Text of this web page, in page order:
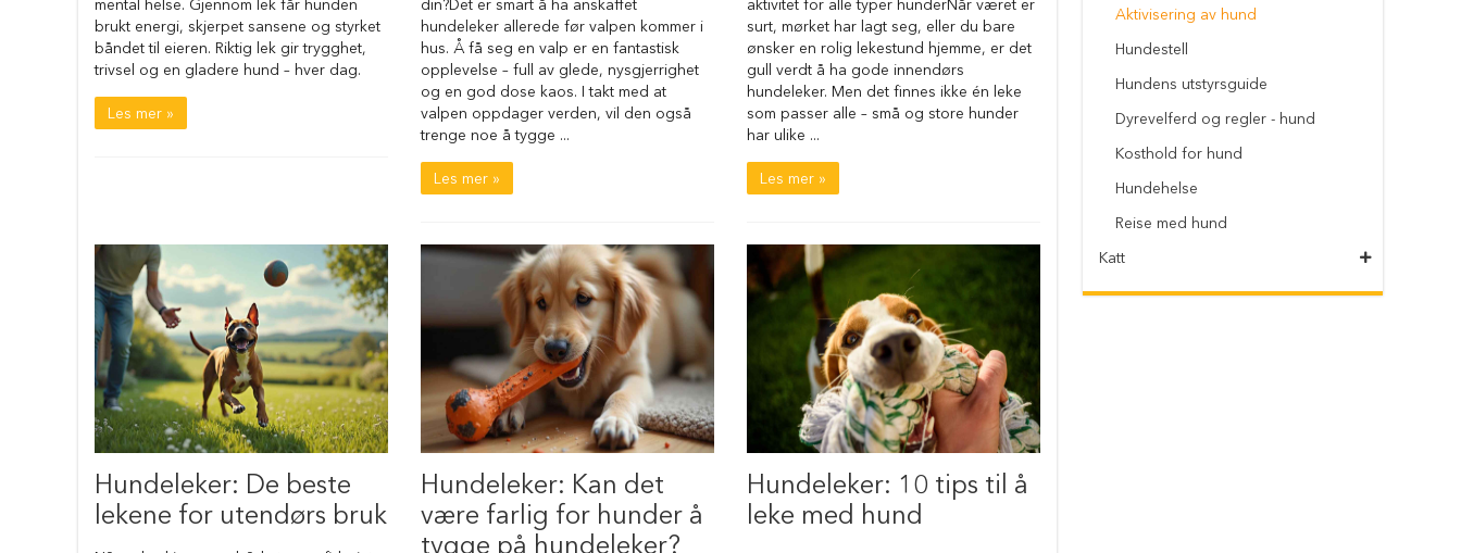
hundebur
Madrass
hundebur
Bilutstyr
Anbefalt
reisetilbehør
Sikkerhet
mental helse. Gjennom lek får hunden
brukt energi, skjerpet sansene og styrket
båndet til eieren. Riktig lek gir trygghet,
trivsel og en gladere hund – hver dag.
Les mer »
din?Det er smart å ha anskaffet
hundeleker allerede før valpen kommer i
hus. Å få seg en valp er en fantastisk
opplevelse – full av glede, nysgjerrighet
og en god dose kaos. I takt med at
valpen oppdager verden, vil den også
trenge noe å tygge ...
Les mer »
aktivitet for alle typer hunderNår været er
surt, mørket har lagt seg, eller du bare
ønsker en rolig lekestund hjemme, er det
gull verdt å ha gode innendørs
hundeleker. Men det finnes ikke én leke
som passer alle – små og store hunder
har ulike ...
Les mer »
Hundeleker: De beste
lekene for utendørs bruk
Hundeleker: Kan det
være farlig for hunder å
tygge på hundeleker?
Hundeleker: 10 tips til å
leke med hund
Aktivisering av hund
Hundestell
Hundens utstyrsguide
Dyrevelferd og regler - hund
Kosthold for hund
Hundehelse
Reise med hund
Katt